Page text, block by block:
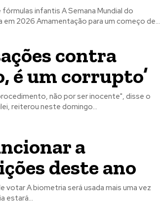
infantis A Semana Mundial do
2026 Amamentação para um começo de...
contra
é um corrupto’
não por ser inocente", disse o
reiterou neste domingo...
a
deste ano
A biometria será usada mais uma vez
estará...